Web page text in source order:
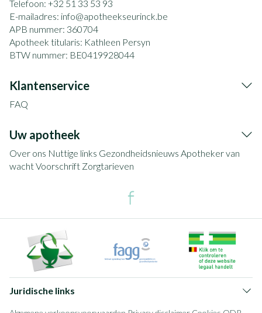
Telefoon: +32 51 33 53 93
E-mailadres: info@apotheekseurinck.be
APB nummer: 360704
Apotheek titularis: Kathleen Persyn
BTW nummer: BE0419928044
Klantenservice
FAQ
Uw apotheek
Over ons Nuttige links Gezondheidsnieuws Apotheker van
wachtVoorschrift Zorgtarieven
Juridische links